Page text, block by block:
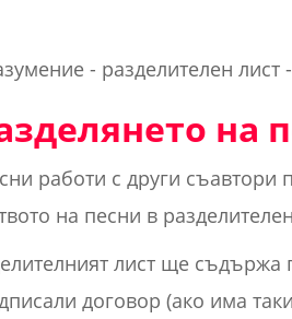
- разделителен
на
работи с други
на песни в
лист ще съдържа
договор (ако има